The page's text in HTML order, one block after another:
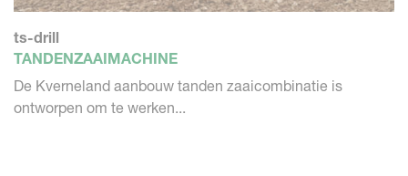
ts-drill
TANDENZAAIMACHINE
De Kverneland aanbouw tanden zaaicombinatie is
ontworpen om te werken...